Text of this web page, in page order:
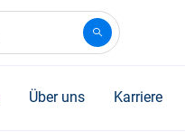
Über uns Karriere